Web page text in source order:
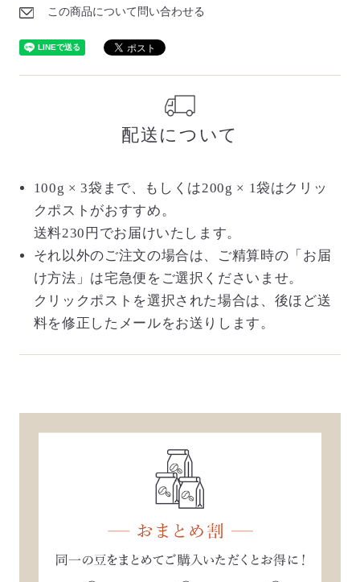
この商品について問い合わせる
配送について
100g × 3袋まで、もしくは200g × 1袋はクリッ
クポストがおすすめ。
送料230円でお届けいたします。
それ以外のご注文の場合は、ご精算時の「お届
け方法」は宅急便をご選択くださいませ。
クリックポストを選択された場合は、後ほど送
料を修正したメールをお送りします。